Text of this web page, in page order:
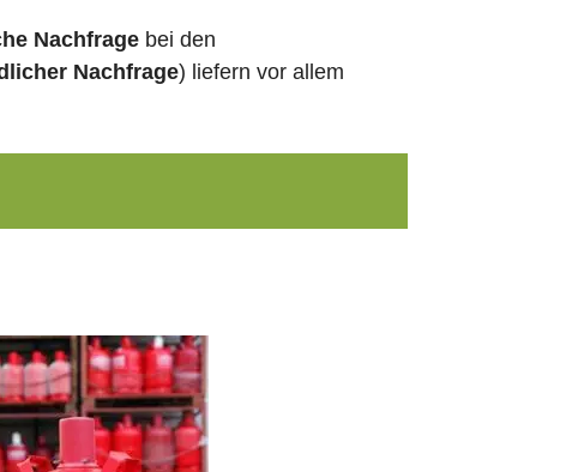
Nachfrage bei den
Nachfrage) liefern vor allem